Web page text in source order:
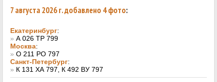
7 августа 2026 г. добавлено 4 фото:
Екатеринбург:
» А 026 ТР 799
Москва:
» О 211 РО 797
Санкт-Петербург:
» К 131 ХА 797, К 492 ВУ 797